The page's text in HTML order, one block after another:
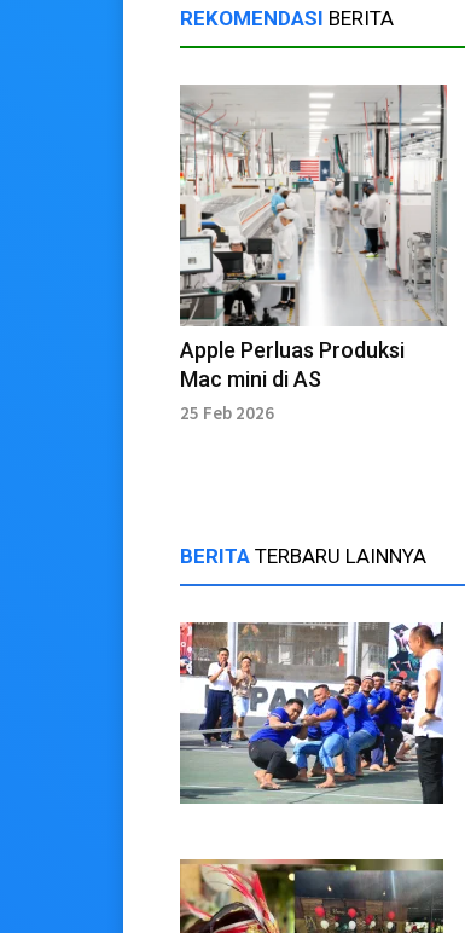
REKOMENDASI BERITA
Apple Perluas Produksi
Mac mini di AS
25 Feb 2026
BERITA TERBARU LAINNYA